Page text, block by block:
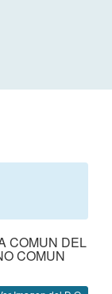
COMUN DEL
COMUN